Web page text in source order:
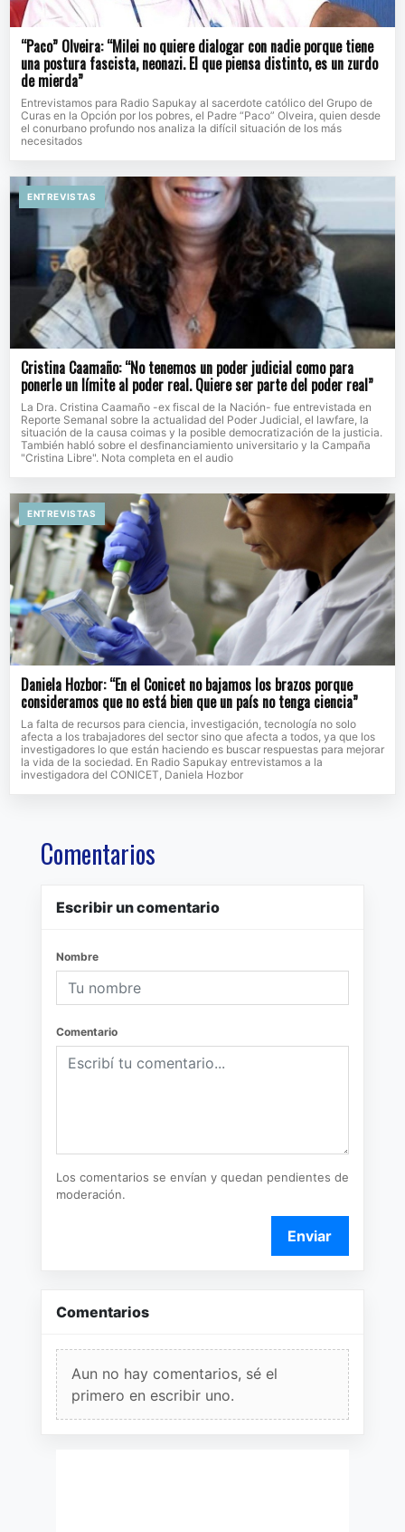
“Paco” Olveira: “Milei no quiere dialogar con nadie porque tiene
una postura fascista, neonazi. El que piensa distinto, es un zurdo
de mierda”
Entrevistamos para Radio Sapukay al sacerdote católico del Grupo de
Curas en la Opción por los pobres, el Padre “Paco” Olveira, quien desde
el conurbano profundo nos analiza la difícil situación de los más
necesitados
ENTREVISTAS
Cristina Caamaño: “No tenemos un poder judicial como para
ponerle un límite al poder real. Quiere ser parte del poder real”
La Dra. Cristina Caamaño -ex fiscal de la Nación- fue entrevistada en
Reporte Semanal sobre la actualidad del Poder Judicial, el lawfare, la
situación de la causa coimas y la posible democratización de la justicia.
También habló sobre el desfinanciamiento universitario y la Campaña
"Cristina Libre". Nota completa en el audio
ENTREVISTAS
Daniela Hozbor: “En el Conicet no bajamos los brazos porque
consideramos que no está bien que un país no tenga ciencia”
La falta de recursos para ciencia, investigación, tecnología no solo
afecta a los trabajadores del sector sino que afecta a todos, ya que los
investigadores lo que están haciendo es buscar respuestas para mejorar
la vida de la sociedad. En Radio Sapukay entrevistamos a la
investigadora del CONICET, Daniela Hozbor
Comentarios
Escribir un comentario
Nombre
Comentario
Los comentarios se envían y quedan pendientes de
moderación.
Enviar
Comentarios
Aun no hay comentarios, sé el
primero en escribir uno.